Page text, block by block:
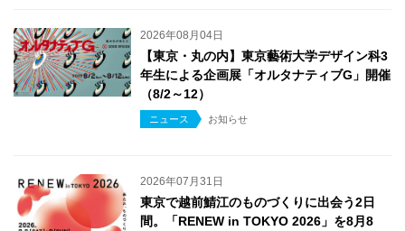
2026年08月04日
【東京・丸の内】東京藝術大学デザイン科3
年生による企画展「オルタナティブG」開催
（8/2～12）
ニュース お知らせ
2026年07月31日
東京で越前鯖江のものづくりに出会う2日
間。「RENEW in TOKYO 2026」を8月8